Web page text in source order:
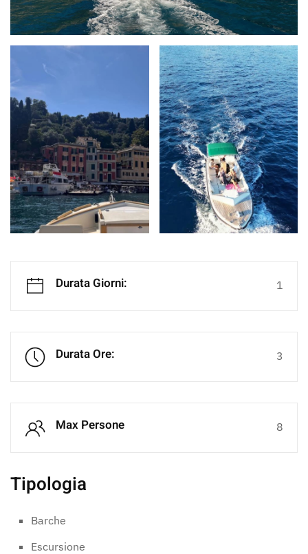
Durata Giorni: 1
Durata Ore: 3
Max Persone 8
Tipologia
Barche
Escursione